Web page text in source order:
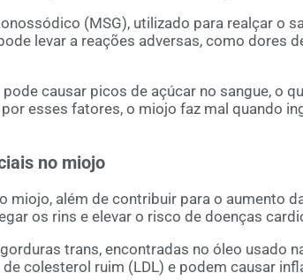
(MSG), utilizado para realçar o
levar a reações adversas, como dores
causar picos de açúcar no sangue, o
esses fatores, o miojo faz mal quando
no miojo
miojo, além de contribuir para o aumento
os rins e elevar o risco de doenças
trans, encontradas no óleo usado
colesterol ruim (LDL) e podem causar